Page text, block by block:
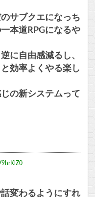
サブクエになっち
本道RPGになるや
に自由感減るし、
効率よくやる楽し
の新システムって
変わるようにすれ